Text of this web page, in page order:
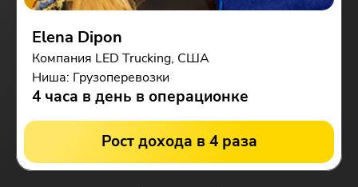
Elena Dipon
Компания LED Trucking, США
Ниша: Грузоперевозки
4 часа в день в операционке
Рост дохода в 4 раза